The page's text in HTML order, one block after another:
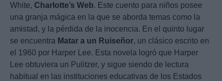
White, Charlotte’s Web. Este cuento para niños posee
una granja mágica en la que se aborda temas como la
amistad, y la pérdida de la inocencia. En el quinto lugar
se encuentra Matar a un Ruiseñor, un clásico escrito en
el 1960 por Harper Lee. Esta novela logró que Harper
Lee obtuviera un Pulitzer, y sigue siendo de lectura
habitual en las instituciones educativas de los Estados